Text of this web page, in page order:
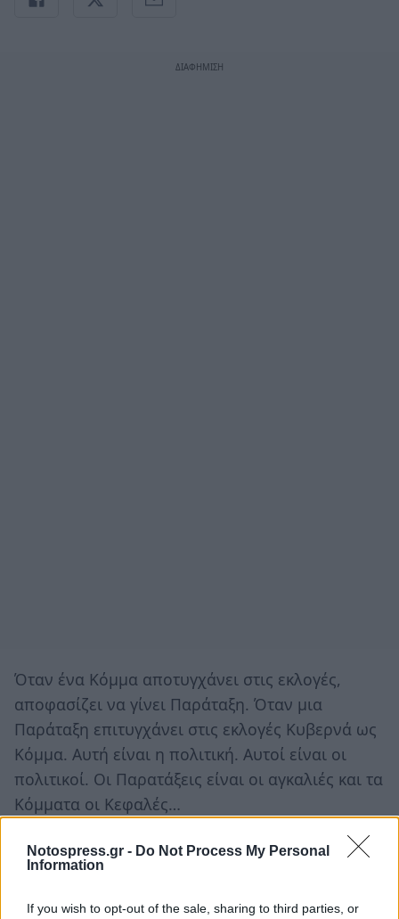
Notospress.gr - Do Not Process My Personal
Information
If you wish to opt-out of the sale, sharing to third parties, or
Όταν ένα Κόμμα αποτυγχάνει στις εκλογές,
αποφασίζει να γίνει Παράταξη. Όταν μια
Παράταξη επιτυγχάνει στις εκλογές Κυβερνά ως
Κόμμα. Αυτή είναι η πολιτική. Αυτοί είναι οι
πολιτικοί. Οι Παρατάξεις είναι οι αγκαλιές και τα
Κόμματα οι Κεφαλές…